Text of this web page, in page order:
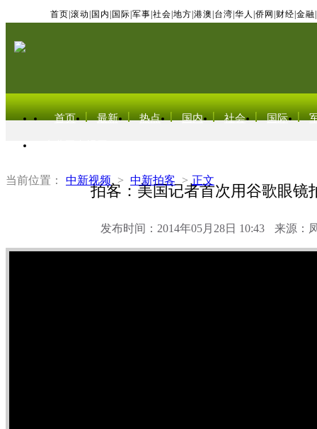
首页 滚动 国内 国际 军事 社会 地方 港澳 台湾 华人 侨网 财经 金融
首页 最新 热点 国内 社会 国际
当前位置： 中新视频 > 中新拍客 > 正文
拍客：美国记者首次用谷歌眼镜
发布时间：2014年05月28日 10:43 来源：